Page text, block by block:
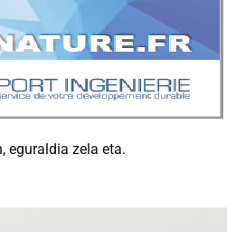
eguraldia zela eta.